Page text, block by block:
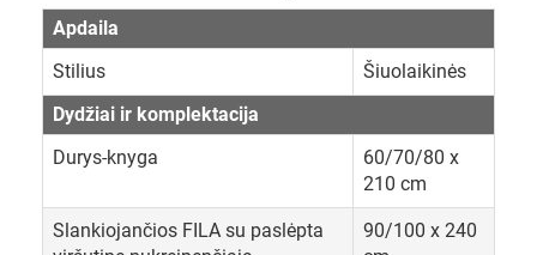
Apdaila
Stilius
Šiuolaikinės
Dydžiai ir komplektacija
Durys-knyga
60/70/80 x
210 cm
Slankiojančios FILA su paslėpta
90/100 x 240